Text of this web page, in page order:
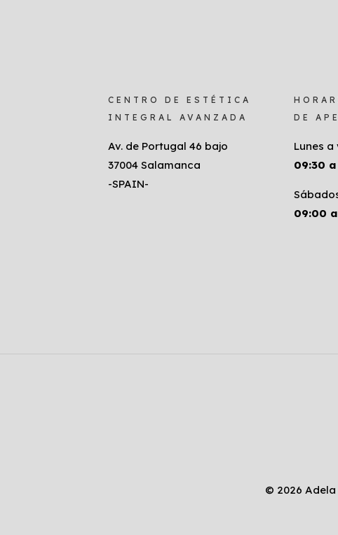
CENTRO DE ESTÉTICA
INTEGRAL AVANZADA
Av. de Portugal 46 bajo
37004 Salamanca
-SPAIN-
DE
Lunes a
09:30
09:00
© 2026